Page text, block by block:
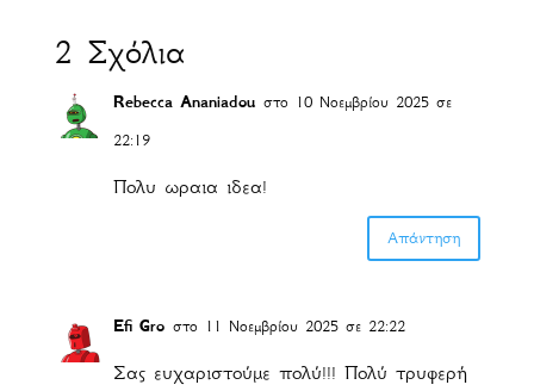
2 Σχόλια
Rebecca Ananiadou στο 10 Νοεμβρίου 2025 σε
22:19
Πολυ ωραια ιδεα!
Απάντηση
Efi Gro στο 11 Νοεμβρίου 2025 σε 22:22
Σας ευχαριστούμε πολύ!!! Πολύ τρυφερή